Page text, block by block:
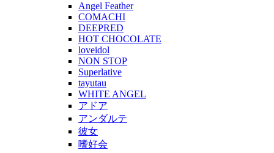
Angel Feather
COMACHI
DEEPRED
HOT CHOCOLATE
loveidol
NON STOP
Superlative
tayutau
WHITE ANGEL
アドア
アンダルテ
彼女
嗜好会